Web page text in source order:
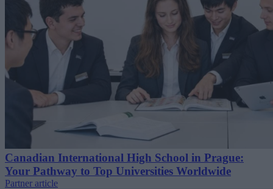
Canadian International High School in Prague:
Your Pathway to Top Universities Worldwide
Partner article